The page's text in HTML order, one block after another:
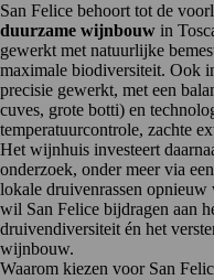
San Felice behoort tot de
duurzame wijnbouw in
gewerkt met natuurlijke
maximale biodiversiteit. Ook
precisie gewerkt, met een
cuves, grote botti) en
temperatuurcontrole, zachte
Het wijnhuis investeert
onderzoek, onder meer via
lokale druivenrassen opnieuw
wil San Felice bijdragen aan
druivendiversiteit én het
wijnbouw.
Waarom kiezen voor San